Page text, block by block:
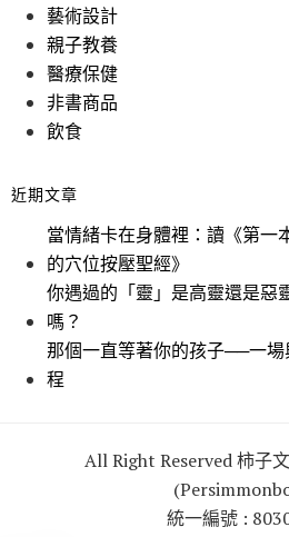
藝術設計
親子教養
醫療保健
非書商品
飲食
近期文章
當情緒卡在身體裡：讀《第一
的穴位按壓聖經》
你遇過的「靈」是高靈還是惡
嗎？
那個一直等著你的孩子──一
程
All Right Reserved 柿子
統一編號 :